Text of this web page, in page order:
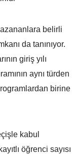
belirli
da tanınıyor.
giriş yılı
aynı türden
birine
kabul
öğrenci sayısı